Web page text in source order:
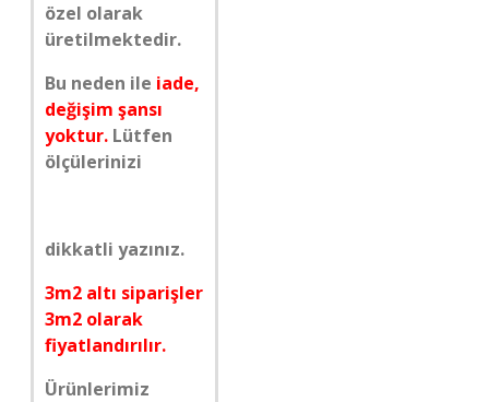
özel olarak
üretilmektedir.
Bu neden ile iade,
değişim şansı
yoktur. Lütfen
ölçülerinizi
dikkatli yazınız.
3m2 altı siparişler
3m2 olarak
fiyatlandırılır.
Ürünlerimiz